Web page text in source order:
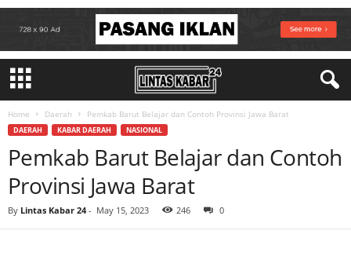
Home Daerah Pemkab Barut Belajar dan Contoh Provinsi Jawa Barat
DAERAH KABAR DAERAH NASIONAL
Pemkab Barut Belajar dan Contoh
Provinsi Jawa Barat
By Lintas Kabar 24- May 15, 2023 246 0